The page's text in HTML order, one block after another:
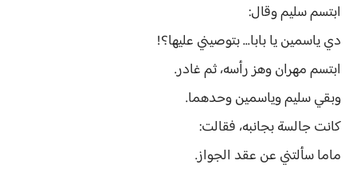
ابتسم سليم وقال:
دي ياسمين يا بابا... بتوصيني عليها؟!
ابتسم مهران وهز رأسه، ثم غادر.
وبقي سليم وياسمين وحدهما.
كانت جالسة بجانبه، فقالت:
ماما سألتني عن عقد الجواز.